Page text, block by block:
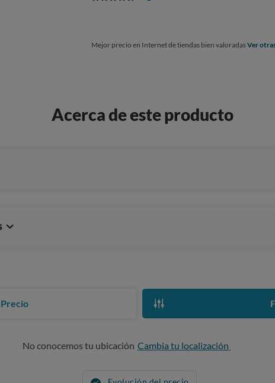
Mejor precio en Internet de tiendas bien valoradasVer
Acerca de este producto
Precio
No conocemos tu ubicación Cambia tu localización